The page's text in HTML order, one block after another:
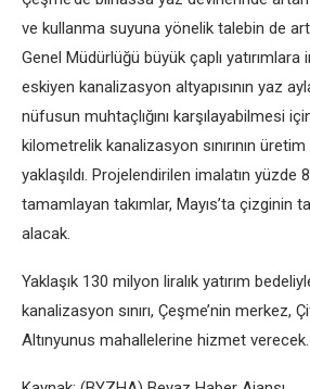
ve kullanma suyuna yönelik talebin de
Genel Müdürlüğü büyük çaplı yatırımlara
eskiyen kanalizasyon altyapısının yaz
nüfusun muhtaçlığını karşılayabilmesi
kilometrelik kanalizasyon sınırının
yaklaşıldı. Projelendirilen imalatın yüzde
tamamlayan takımlar, Mayıs’ta çizginin
alacak.
Yaklaşık 130 milyon liralık yatırım
kanalizasyon sınırı, Çeşme’nin merkez,
Altınyunus mahallelerine hizmet verecek.